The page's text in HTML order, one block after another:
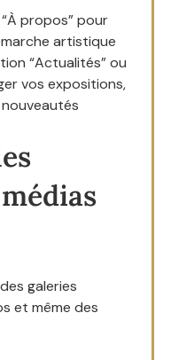
propos” pour
artistique
“Actualités” ou
vos expositions,
galeries
et même des